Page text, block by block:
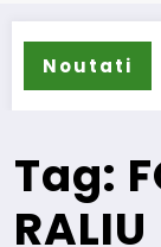
Noutati
gama de
Tag:
RALIU